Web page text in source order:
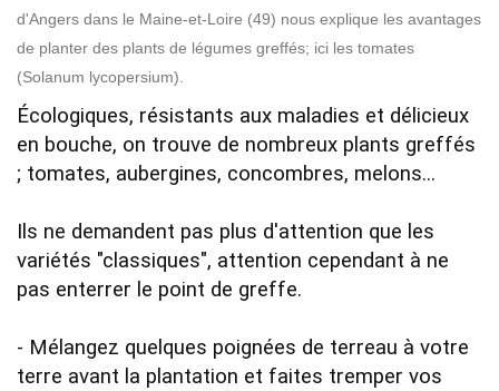
d'Angers dans le Maine-et-Loire (49) nous explique les avantages
de planter des plants de légumes greffés; ici les tomates
(Solanum lycopersium).
Écologiques, résistants aux maladies et délicieux
en bouche, on trouve de nombreux plants greffés
; tomates, aubergines, concombres, melons...
Ils ne demandent pas plus d'attention que les
variétés "classiques", attention cependant à ne
pas enterrer le point de greffe.
- Mélangez quelques poignées de terreau à votre
terre avant la plantation et faites tremper vos